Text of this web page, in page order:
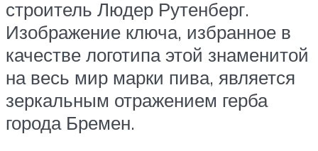
строитель Людер Рутенберг.
Изображение ключа, избранное в
качестве логотипа этой знаменитой
на весь мир марки пива, является
зеркальным отражением герба
города Бремен.